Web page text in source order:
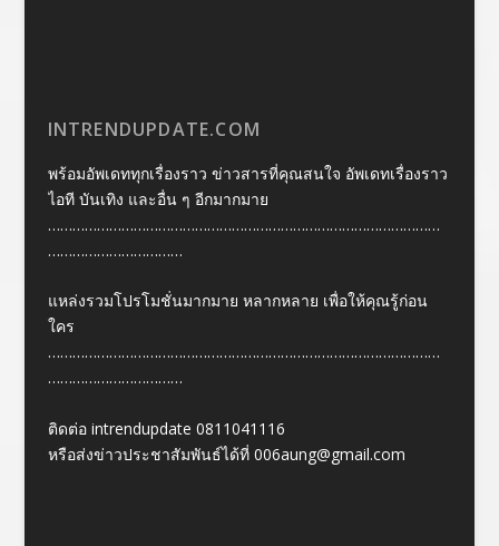
INTRENDUPDATE.COM
พร้อมอัพเดททุกเรื่องราว ข่าวสารที่คุณสนใจ อัพเดทเรื่องราว
ไอที บันเทิง และอื่น ๆ อีกมากมาย
……………………………………………………………………………………
……………………………
แหล่งรวมโปรโมชั่นมากมาย หลากหลาย เพื่อให้คุณรู้ก่อน
ใคร
……………………………………………………………………………………
……………………………
ติดต่อ intrendupdate 0811041116
หรือส่งข่าวประชาสัมพันธ์ได้ที่ 006aung@gmail.com